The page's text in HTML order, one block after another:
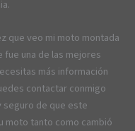
que veo mi moto montada
una de las mejores
más información
contactar conmigo
seguro de que este
moto tanto como cambió